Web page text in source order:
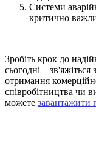
Системи
критично
Зробіть крок до
сьогодні –
отримання
співробітництва чи
можете завантажити